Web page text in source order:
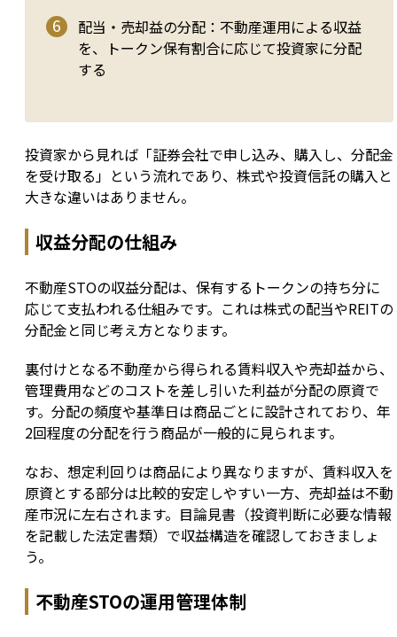
配当・売却益の分配：不動産運用による収益
を、トークン保有割合に応じて投資家に分配
する
投資家から見れば「証券会社で申し込み、購入し、分配金
を受け取る」という流れであり、株式や投資信託の購入と
大きな違いはありません。
収益分配の仕組み
不動産STOの収益分配は、保有するトークンの持ち分に
応じて支払われる仕組みです。これは株式の配当やREITの
分配金と同じ考え方となります。
裏付けとなる不動産から得られる賃料収入や売却益から、
管理費用などのコストを差し引いた利益が分配の原資で
す。分配の頻度や基準日は商品ごとに設計されており、年
2回程度の分配を行う商品が一般的に見られます。
なお、想定利回りは商品により異なりますが、賃料収入を
原資とする部分は比較的安定しやすい一方、売却益は不動
産市況に左右されます。目論見書（投資判断に必要な情報
を記載した法定書類）で収益構造を確認しておきましょ
う。
不動産STOの運用管理体制